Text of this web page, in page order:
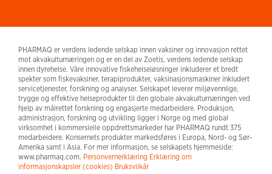
PHARMAQ er verdens ledende selskap innen vaksiner og innovasjon rettet
mot akvakulturnæringen og er en del av Zoetis, verdens ledende selskap
innen dyrehelse. Våre innovative fiskehelseløsninger inkluderer et bredt
spekter som fiskevaksiner, terapiprodukter, vaksinasjonsmaskiner inkludert
servicetjenester, forskning og analyser. Selskapet leverer miljøvennlige,
trygge og effektive helseprodukter til den globale akvakulturnæringen ved
hjelp av målrettet forskning og engasjerte medarbeidere. Produksjon,
administrasjon, forskning og utvikling ligger i Norge og med global
virksomhet i kommersielle oppdrettsmarkeder har PHARMAQ rundt 375
medarbeidere. Konsernets produkter markedsføres i Europa, Nord- og Sør-
Amerika samt i Asia. For mer informasjon, se selskapets hjemmeside:
www.pharmaq.com. Personvernerklæring Erklæring om
informasjonskapsler (cookies) Bruksvilkår